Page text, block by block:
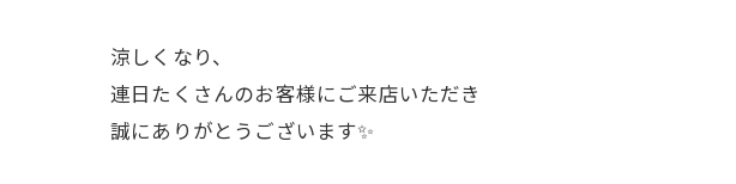
涼しくなり、
連日たくさんのお客様にご来店いただき
誠にありがとうございます✨